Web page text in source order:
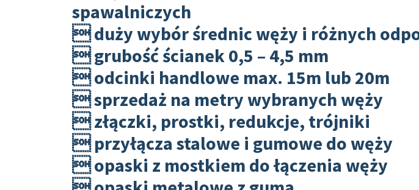
spawalniczych
 duży wybór średnic węży i różnych
 grubość ścianek 0,5 – 4,5 mm
 odcinki handlowe max. 15m lub 20m
 sprzedaż na metry wybranych węży
 złączki, prostki, redukcje, trójniki
 przyłącza stalowe i gumowe do węży
 opaski z mostkiem do łączenia węży